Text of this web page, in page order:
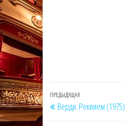
Навигация
по
Предыдущая
запись
ПРЕДЫДУЩАЯ
Верди. Реквием (1975)